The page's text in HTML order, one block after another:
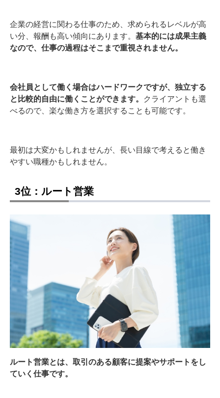
企業の経営に関わる仕事のため、求められるレベルが高
い分、報酬も高い傾向にあります。 基本的には成果主義
なので、仕事の過程はそこまで重視されません。
会社員として働く場合はハードワークですが、独立する
と比較的自由に働くことができます。
クライアントも選
べるので、楽な働き方を選択することも可能です。
最初は大変かもしれませんが、長い目線で考えると働き
やすい職種かもしれません。
3位：ルート営業
ルート営業とは、取引のある顧客に提案やサポートをし
ていく仕事です。